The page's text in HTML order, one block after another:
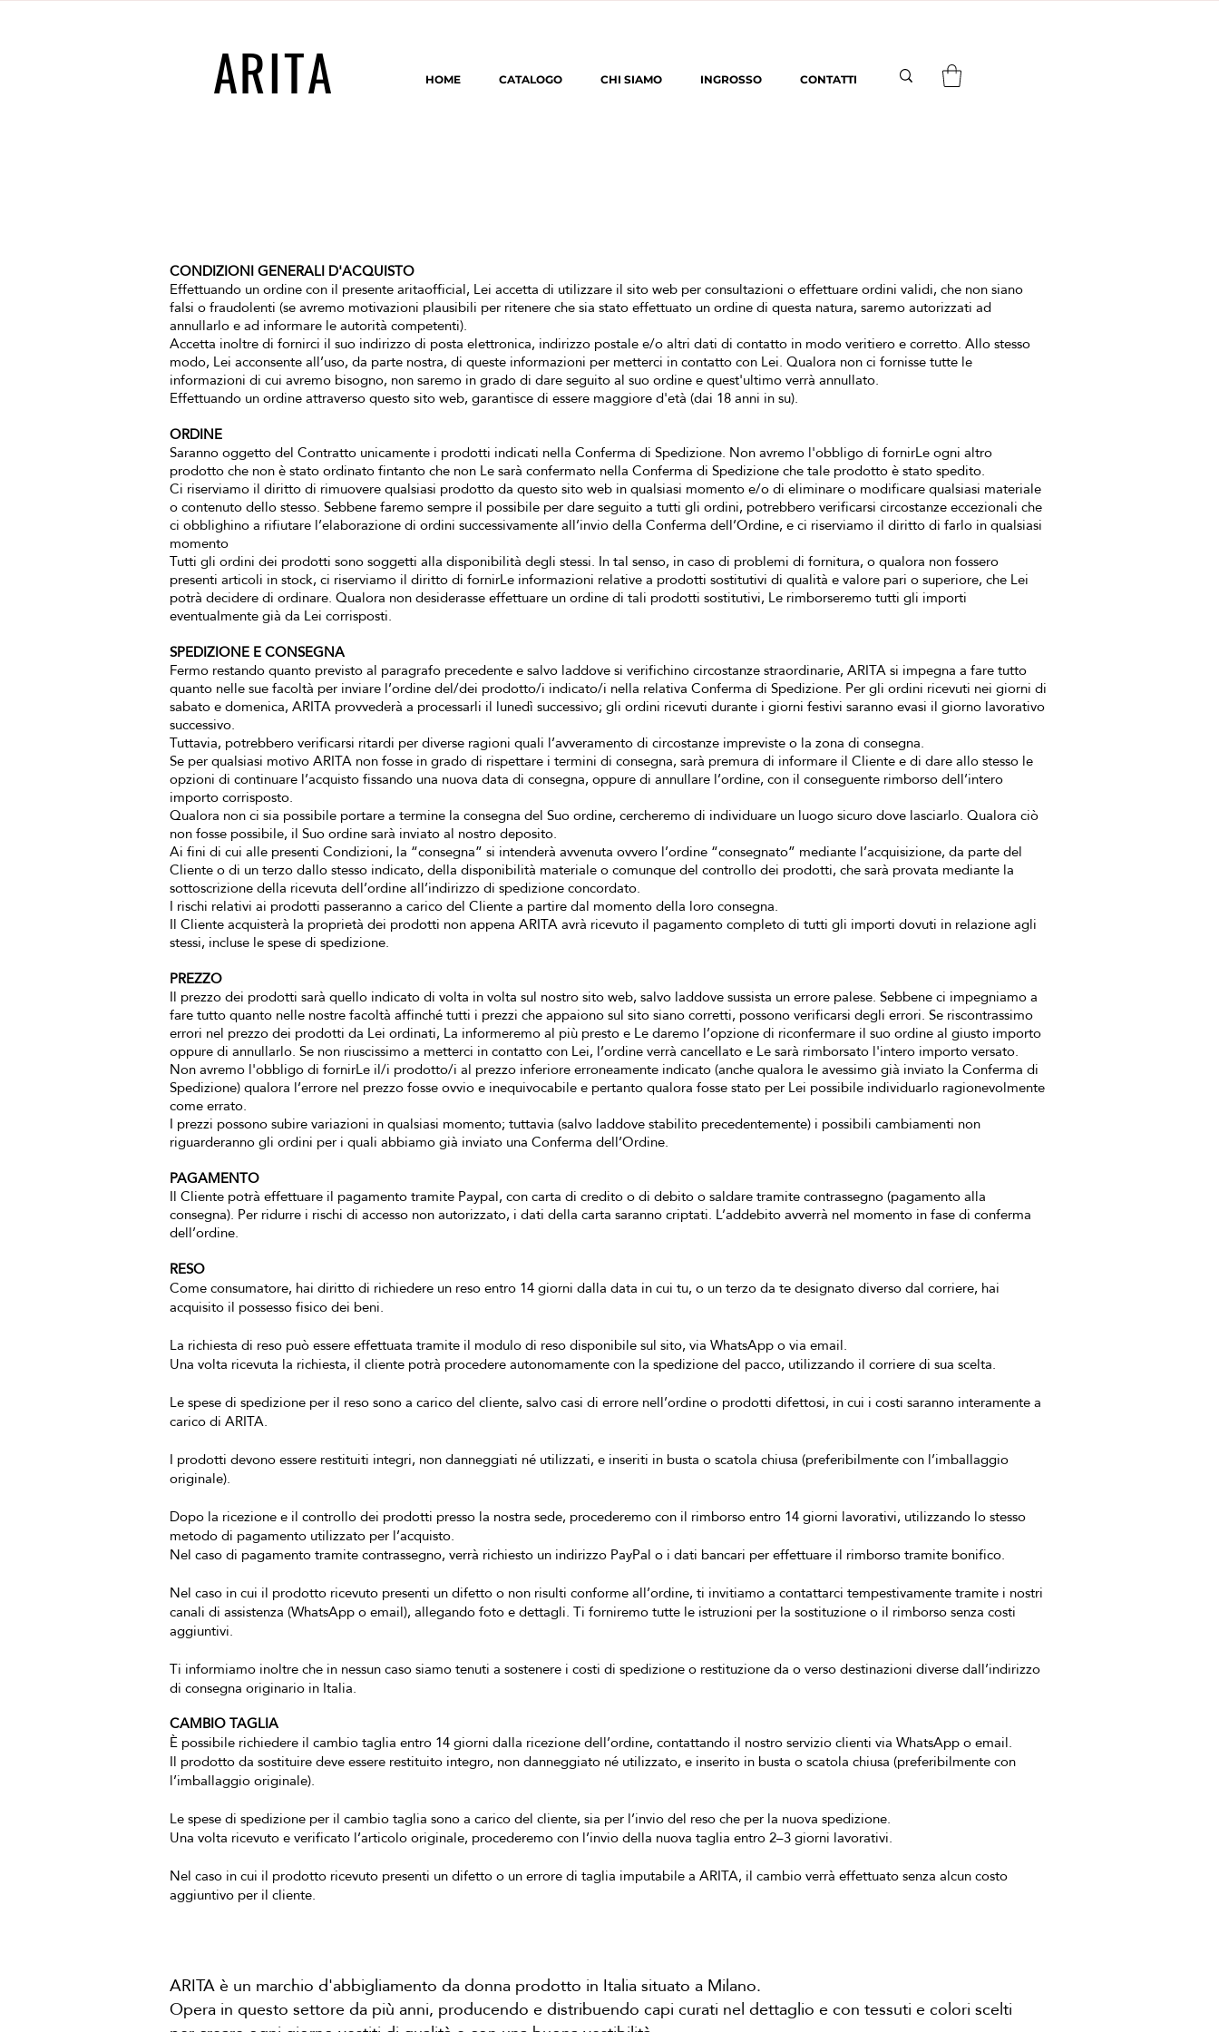
ARITA HOME CATALOGO CHI SIAMO INGROSSO CONTATTI
CONDIZIONI GENERALI D'ACQUISTO
Effettuando un ordine con il presente aritaofficial, Lei accetta di utilizzare il sito web per consultazioni o effettuare ordini validi, che non siano
falsi o fraudolenti (se avremo motivazioni plausibili per ritenere che sia stato effettuato un ordine di questa natura, saremo autorizzati ad
annullarlo e ad informare le autorità competenti).
Accetta inoltre di fornirci il suo indirizzo di posta elettronica, indirizzo postale e/o altri dati di contatto in modo veritiero e corretto. Allo stesso
modo, Lei acconsente all’uso, da parte nostra, di queste informazioni per metterci in contatto con Lei. Qualora non ci fornisse tutte le
informazioni di cui avremo bisogno, non saremo in grado di dare seguito al suo ordine e quest'ultimo verrà annullato.
​Effettuando un ordine attraverso questo sito web, garantisce di essere maggiore d'età (dai 18 anni in su).
ORDINE
Saranno oggetto del Contratto unicamente i prodotti indicati nella Conferma di Spedizione. Non avremo l'obbligo di fornirLe ogni altro
prodotto che non è stato ordinato fintanto che non Le sarà confermato nella Conferma di Spedizione che tale prodotto è stato spedito.
Ci riserviamo il diritto di rimuovere qualsiasi prodotto da questo sito web in qualsiasi momento e/o di eliminare o modificare qualsiasi materiale
o contenuto dello stesso. Sebbene faremo sempre il possibile per dare seguito a tutti gli ordini, potrebbero verificarsi circostanze eccezionali che
ci obblighino a rifiutare l’elaborazione di ordini successivamente all’invio della Conferma dell’Ordine, e ci riserviamo il diritto di farlo in qualsiasi
momento
Tutti gli ordini dei prodotti sono soggetti alla disponibilità degli stessi. In tal senso, in caso di problemi di fornitura, o qualora non fossero
presenti articoli in stock, ci riserviamo il diritto di fornirLe informazioni relative a prodotti sostitutivi di qualità e valore pari o superiore, che Lei
potrà decidere di ordinare. Qualora non desiderasse effettuare un ordine di tali prodotti sostitutivi, Le rimborseremo tutti gli importi
eventualmente già da Lei corrisposti.
SPEDIZIONE E CONSEGNA
Fermo restando quanto previsto al paragrafo precedente e salvo laddove si verifichino circostanze straordinarie, ARITA si impegna a fare tutto
quanto nelle sue facoltà per inviare l’ordine del/dei prodotto/i indicato/i nella relativa Conferma di Spedizione. Per gli ordini ricevuti nei giorni di
sabato e domenica, ARITA provvederà a processarli il lunedì successivo; gli ordini ricevuti durante i giorni festivi saranno evasi il giorno lavorativo
successivo.
Tuttavia, potrebbero verificarsi ritardi per diverse ragioni quali l’avveramento di circostanze impreviste o la zona di consegna.
Se per qualsiasi motivo ARITA non fosse in grado di rispettare i termini di consegna, sarà premura di informare il Cliente e di dare allo stesso le
opzioni di continuare l’acquisto fissando una nuova data di consegna, oppure di annullare l’ordine, con il conseguente rimborso dell’intero
importo corrisposto.
Qualora non ci sia possibile portare a termine la consegna del Suo ordine, cercheremo di individuare un luogo sicuro dove lasciarlo. Qualora ciò
non fosse possibile, il Suo ordine sarà inviato al nostro deposito.
Ai fini di cui alle presenti Condizioni, la “consegna” si intenderà avvenuta ovvero l’ordine “consegnato” mediante l’acquisizione, da parte del
Cliente o di un terzo dallo stesso indicato, della disponibilità materiale o comunque del controllo dei prodotti, che sarà provata mediante la
sottoscrizione della ricevuta dell’ordine all’indirizzo di spedizione concordato.
I rischi relativi ai prodotti passeranno a carico del Cliente a partire dal momento della loro consegna.
Il Cliente acquisterà la proprietà dei prodotti non appena ARITA avrà ricevuto il pagamento completo di tutti gli importi dovuti in relazione agli
stessi, incluse le spese di spedizione.
PREZZO
Il prezzo dei prodotti sarà quello indicato di volta in volta sul nostro sito web, salvo laddove sussista un errore palese. Sebbene ci impegniamo a
fare tutto quanto nelle nostre facoltà affinché tutti i prezzi che appaiono sul sito siano corretti, possono verificarsi degli errori. Se riscontrassimo
errori nel prezzo dei prodotti da Lei ordinati, La informeremo al più presto e Le daremo l’opzione di riconfermare il suo ordine al giusto importo
oppure di annullarlo. Se non riuscissimo a metterci in contatto con Lei, l’ordine verrà cancellato e Le sarà rimborsato l'intero importo versato.
Non avremo l'obbligo di fornirLe il/i prodotto/i al prezzo inferiore erroneamente indicato (anche qualora le avessimo già inviato la Conferma di
Spedizione) qualora l’errore nel prezzo fosse ovvio e inequivocabile e pertanto qualora fosse stato per Lei possibile individuarlo ragionevolmente
come errato.
I prezzi possono subire variazioni in qualsiasi momento; tuttavia (salvo laddove stabilito precedentemente) i possibili cambiamenti non
riguarderanno gli ordini per i quali abbiamo già inviato una Conferma dell’Ordine.
PAGAMENTO
Il Cliente potrà effettuare il pagamento tramite Paypal, con carta di credito o di debito o saldare tramite contrassegno (pagamento alla
consegna). Per ridurre i rischi di accesso non autorizzato, i dati della carta saranno criptati. L’addebito avverrà nel momento in fase di conferma
dell’ordine.
RESO
Come consumatore, hai diritto di richiedere un reso entro 14 giorni dalla data in cui tu, o un terzo da te designato diverso dal corriere, hai
acquisito il possesso fisico dei beni.
La richiesta di reso può essere effettuata tramite il modulo di reso disponibile sul sito, via WhatsApp o via email.
Una volta ricevuta la richiesta, il cliente potrà procedere autonomamente con la spedizione del pacco, utilizzando il corriere di sua scelta.
Le spese di spedizione per il reso sono a carico del cliente, salvo casi di errore nell’ordine o prodotti difettosi, in cui i costi saranno interamente a
carico di ARITA.
I prodotti devono essere restituiti integri, non danneggiati né utilizzati, e inseriti in busta o scatola chiusa (preferibilmente con l’imballaggio
originale).
Dopo la ricezione e il controllo dei prodotti presso la nostra sede, procederemo con il rimborso entro 14 giorni lavorativi, utilizzando lo stesso
metodo di pagamento utilizzato per l’acquisto.
Nel caso di pagamento tramite contrassegno, verrà richiesto un indirizzo PayPal o i dati bancari per effettuare il rimborso tramite bonifico.
Nel caso in cui il prodotto ricevuto presenti un difetto o non risulti conforme all’ordine, ti invitiamo a contattarci tempestivamente tramite i nostri
canali di assistenza (WhatsApp o email), allegando foto e dettagli. Ti forniremo tutte le istruzioni per la sostituzione o il rimborso senza costi
aggiuntivi.
Ti informiamo inoltre che in nessun caso siamo tenuti a sostenere i costi di spedizione o restituzione da o verso destinazioni diverse dall’indirizzo
di consegna originario in Italia.
CAMBIO TAGLIA
È possibile richiedere il cambio taglia entro 14 giorni dalla ricezione dell’ordine, contattando il nostro servizio clienti via WhatsApp o email.
Il prodotto da sostituire deve essere restituito integro, non danneggiato né utilizzato, e inserito in busta o scatola chiusa (preferibilmente con
l’imballaggio originale).
Le spese di spedizione per il cambio taglia sono a carico del cliente, sia per l’invio del reso che per la nuova spedizione.
Una volta ricevuto e verificato l’articolo originale, procederemo con l’invio della nuova taglia entro 2–3 giorni lavorativi.
Nel caso in cui il prodotto ricevuto presenti un difetto o un errore di taglia imputabile a ARITA, il cambio verrà effettuato senza alcun costo
aggiuntivo per il cliente.
ARITA è un marchio d'abbigliamento da donna prodotto in Italia situato a Milano.
Opera in questo settore da più anni, producendo e distribuendo capi curati nel dettaglio e con tessuti e colori scelti